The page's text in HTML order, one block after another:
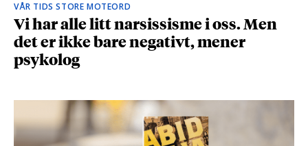
VÅR TIDS STORE MOTEORD
Vi har alle litt narsissisme i oss. Men
det er ikke bare negativt, mener
psykolog